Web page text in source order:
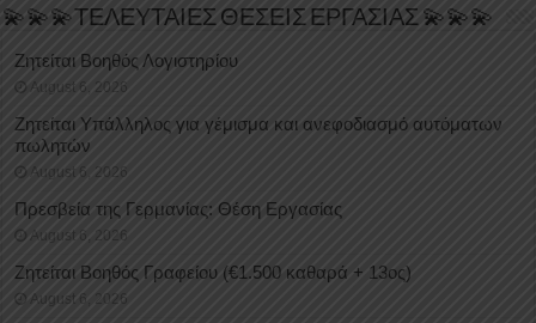
💫💫💫ΤΕΛΕΥΤΑΙΕΣ ΘΕΣΕΙΣ ΕΡΓΑΣΙΑΣ 💫💫💫
Ζητείται Βοηθός Λογιστηρίου
August 6, 2026
Ζητείται Υπάλληλος για γέμισμα και ανεφοδιασμό αυτόματων
πωλητών
August 6, 2026
Πρεσβεία της Γερμανίας: Θέση Εργασίας
August 6, 2026
Ζητείται Βοηθός Γραφείου (€1.500 καθαρά + 13ος)
August 6, 2026